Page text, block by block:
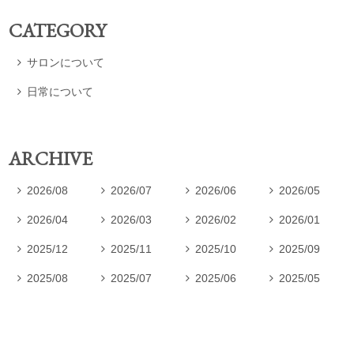
CATEGORY
 サロンについて
 日常について
ARCHIVE
 2026/08  2026/07  2026/06  2026/05
 2026/04  2026/03  2026/02  2026/01
 2025/12  2025/11  2025/10  2025/09
 2025/08  2025/07  2025/06  2025/05